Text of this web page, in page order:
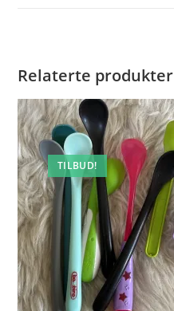
Relaterte produkter
TILBUD!